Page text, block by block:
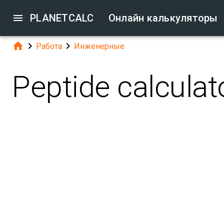
 PLANETCALC Онлайн калькуляторы
  Работа  Инженерные
Peptide